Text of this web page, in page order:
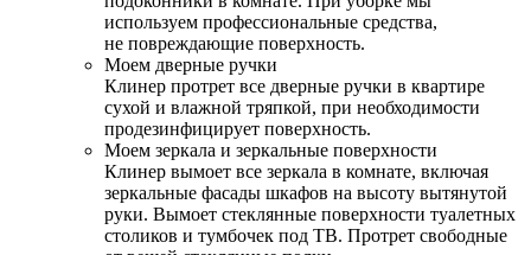
используем профессиональные средства,
не повреждающие поверхность.
Моем дверные ручки
Клинер протрет все дверные ручки в квартире
сухой и влажной тряпкой, при необходимости
продезинфицирует поверхность.
Моем зеркала и зеркальные поверхности
Клинер вымоет все зеркала в комнате, включая
зеркальные фасады шкафов на высоту вытянутой
руки. Вымоет стеклянные поверхности туалетных
столиков и тумбочек под ТВ. Протрет свободные